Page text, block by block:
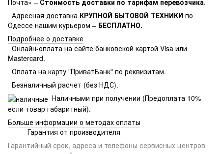
Адресная доставка КРУПНОЙ БЫТОВОЙ ТЕХНИКИ по
Одессе нашим курьером – БЕСПЛАТНО.
Подробнее о доставке
Онлайн-оплата на сайте банковской картой Visa или
Mastercard.
Оплата на карту "ПриватБанк" по реквизитам.
Безналичный расчет (без НДС).
Наличными при получении (Предоплата 10%
если товар габаритный).
Больше информации о методах оплаты
Гарантия от производителя
Гарантийный срок, адреса и телефоны сервисных центров